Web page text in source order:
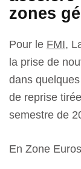
zones
Pour le FMI,
la prise de
dans
de reprise
semestre de
En Zone